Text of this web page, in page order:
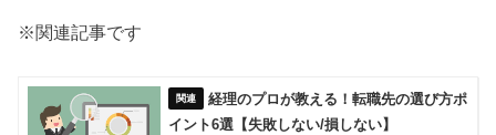
※関連記事です
経理のプロが教える！転職先の選び方ポ
イント6選【失敗しない/損しない】